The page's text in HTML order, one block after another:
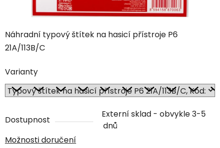
Náhradní typový štítek na hasicí přístroje P6
21A/113B/C
Varianty
Dostupnost
Externí sklad - obvykle 3-5
dnů
Možnosti doručení